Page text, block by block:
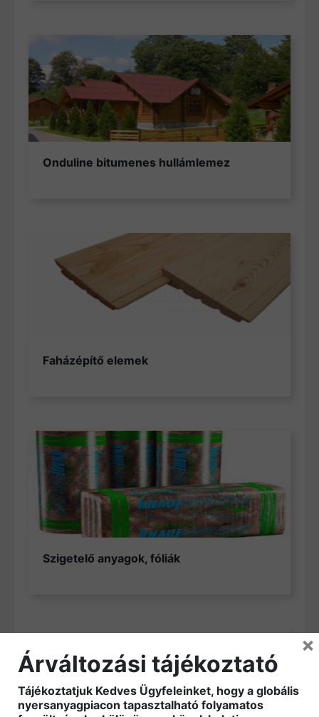
Onduline bitumenes hullámlemez
Faházépítő elemek
Szigetelő anyagok, fóliák
Árváltozási tájékoztató
Tájékoztatjuk Kedves Ügyfeleinket, hogy a globális
nyersanyagpiacon tapasztalható folyamatos
×